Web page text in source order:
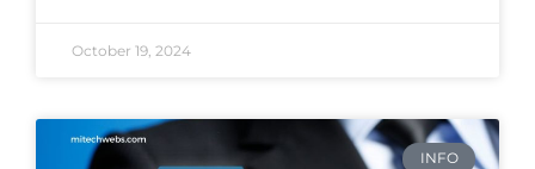
October 19, 2024
INFO